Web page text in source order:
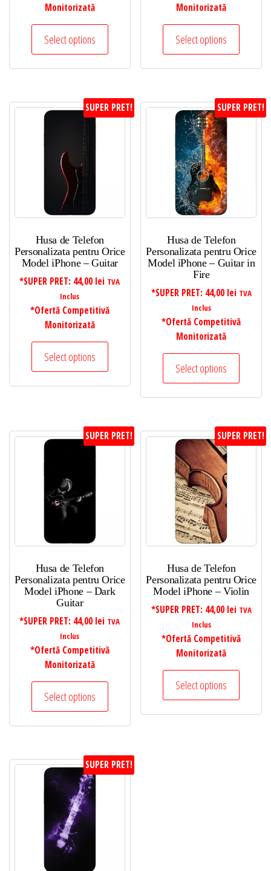
Monitorizată
Select options
Monitorizată
Select options
SUPER PRET!
Husa de Telefon
Personalizata pentru Orice
Model iPhone – Guitar
*SUPER PRET: 44,00 lei TVA
Inclus
*Ofertă Competitivă
Monitorizată
Select options
SUPER PRET!
Husa de Telefon
Personalizata pentru Orice
Model iPhone – Guitar in
Fire
*SUPER PRET: 44,00 lei TVA
Inclus
*Ofertă Competitivă
Monitorizată
Select options
SUPER PRET!
Husa de Telefon
Personalizata pentru Orice
Model iPhone – Dark
Guitar
*SUPER PRET: 44,00 lei TVA
Inclus
*Ofertă Competitivă
Monitorizată
Select options
SUPER PRET!
Husa de Telefon
Personalizata pentru Orice
Model iPhone – Violin
*SUPER PRET: 44,00 lei TVA
Inclus
*Ofertă Competitivă
Monitorizată
Select options
SUPER PRET!